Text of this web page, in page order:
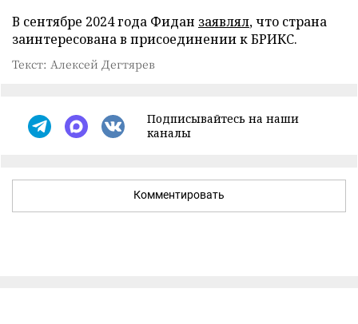
В сентябре 2024 года Фидан заявлял, что страна
заинтересована в присоединении к БРИКС.
Текст: Алексей Дегтярев
Подписывайтесь на наши
каналы
Комментировать